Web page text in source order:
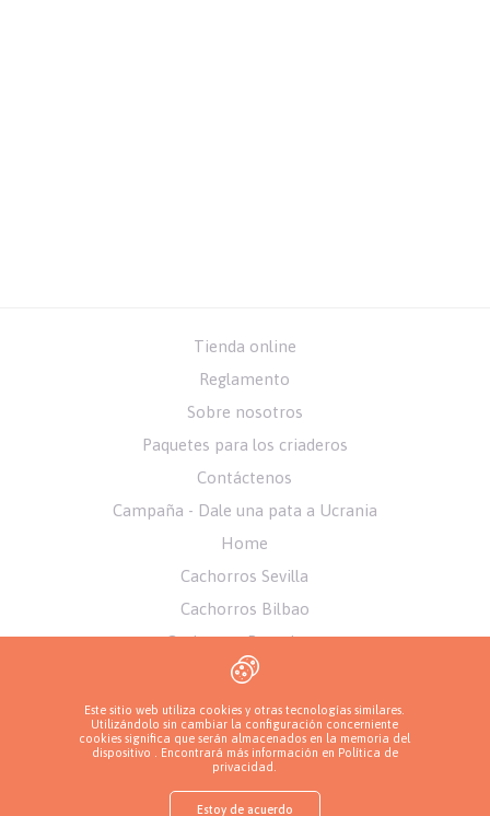
Tienda online
Reglamento
Sobre nosotros
Paquetes para los criaderos
Contáctenos
Campaña - Dale una pata a Ucrania
Home
Cachorros Sevilla
Cachorros Bilbao
Cachorros Pamplona
Cachorros Alicante
Cachorros Murcia
Este sitio web utiliza cookies y otras tecnologías similares.
Utilizándolo sin cambiar la configuración concerniente
cookies significa que serán almacenados en la memoria del
dispositivo . Encontrará más información en Política de
privacidad
Estoy de acuerdo